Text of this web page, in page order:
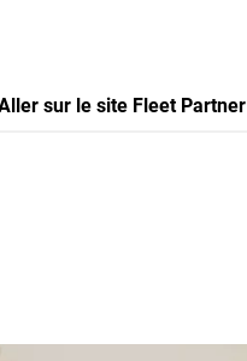
sur le site Fleet Partner